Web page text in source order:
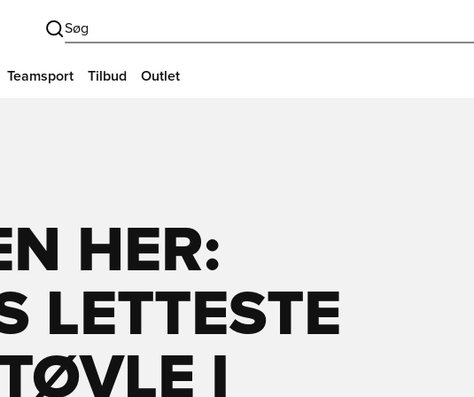
Søg
Teamsport Tilbud Outlet
HER:
LETTESTE
I